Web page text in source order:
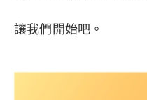
讓我們開始吧。